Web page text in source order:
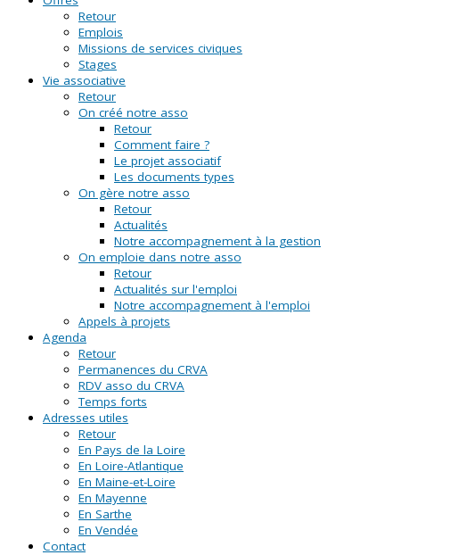
Retour
Emplois
Missions de services civiques
Stages
Vie associative
Retour
On créé notre asso
Retour
Comment faire ?
Le projet associatif
Les documents types
On gère notre asso
Retour
Actualités
Notre accompagnement à la gestion
On emploie dans notre asso
Retour
Actualités sur l'emploi
Notre accompagnement à l'emploi
Appels à projets
Agenda
Retour
Permanences du CRVA
RDV asso du CRVA
Temps forts
Adresses utiles
Retour
En Pays de la Loire
En Loire-Atlantique
En Maine-et-Loire
En Mayenne
En Sarthe
En Vendée
Contact